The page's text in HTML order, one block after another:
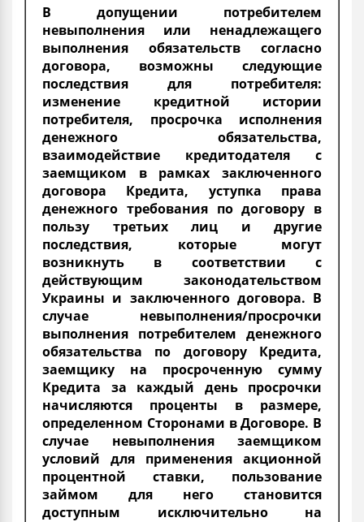
В допущении потребителем
невыполнения или ненадлежащего
выполнения обязательств согласно
договора, возможны следующие
последствия для потребителя:
изменение кредитной истории
потребителя, просрочка исполнения
денежного обязательства,
взаимодействие кредитодателя с
заемщиком в рамках заключенного
договора Кредита, уступка права
денежного требования по договору в
пользу третьих лиц и другие
последствия, которые могут
возникнуть в соответствии с
действующим законодательством
Украины и заключенного договора. В
случае невыполнения/просрочки
выполнения потребителем денежного
обязательства по договору Кредита,
заемщику на просроченную сумму
Кредита за каждый день просрочки
начисляются проценты в размере,
определенном Сторонами в Договоре. В
случае невыполнения заемщиком
условий для применения акционной
процентной ставки, пользование
займом для него становится
доступным исключительно на